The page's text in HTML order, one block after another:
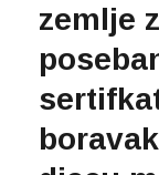
zemlje